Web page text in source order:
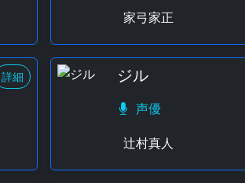
家弓家正
詳細 ジル
声優
辻村真人